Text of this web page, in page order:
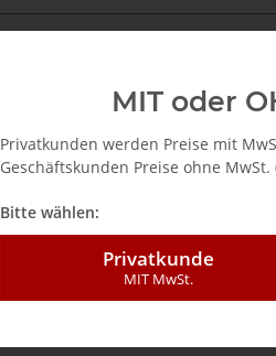
Leasing / MietkaufMIT oder
Privatkunden werden Preise mit
Geschäftskunden Preise ohne
Bitte wählen:
Privatkunde
MIT MwSt.